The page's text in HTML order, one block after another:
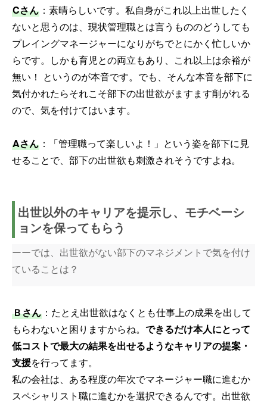
Cさん ：素晴らしいです。私自身がこれ以上出世したく
ないと思うのは、現状管理職とは言うもののどうしても
プレイングマネージャーになりがちでとにかく忙しいか
らです。しかも育児との両立もあり、これ以上は余裕が
無い！ というのが本音です。でも、そんな本音を部下に
気付かれたらそれこそ部下の出世欲がますます削がれる
ので、気を付けてはいます。
Aさん ：「管理職って楽しいよ！」という姿を部下に見
せることで、部下の出世欲も刺激されそうですよね。
出世以外のキャリアを提示し、モチベーシ
ョンを保ってもらう
ーーでは、出世欲がない部下のマネジメントで気を付け
ていることは？
Ｂさん ：たとえ出世欲はなくとも仕事上の成果を出して
もらわないと困りますからね。 できるだけ本人にとって
低コストで最大の結果を出せるようなキャリアの提案・
支援を行ってます。
私の会社は、ある程度の年次でマネージャー職に進むか
スペシャリスト職に進むかを選択できるんです。出世欲